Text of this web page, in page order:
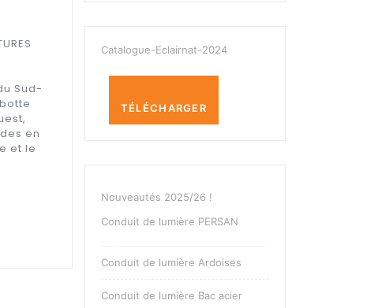
Sud-
en
et le
Catalogue-Eclairnat-2024
TÉLÉCHARGER
Nouveautés 2025/26 !
Conduit de lumière PERSAN
Conduit de lumière Ardoises
Conduit de lumière Bac acier